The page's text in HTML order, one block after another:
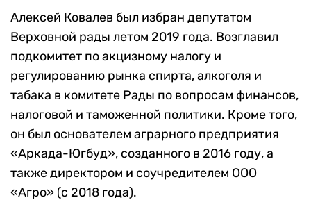
Алексей Ковалев был избран депутатом
Верховной рады летом 2019 года. Возглавил
подкомитет по акцизному налогу и
регулированию рынка спирта, алкоголя и
табака в комитете Рады по вопросам финансов,
налоговой и таможенной политики. Кроме того,
он был основателем аграрного предприятия
«Аркада-Югбуд», созданного в 2016 году, а
также директором и соучредителем ООО
«Агро» (с 2018 года).